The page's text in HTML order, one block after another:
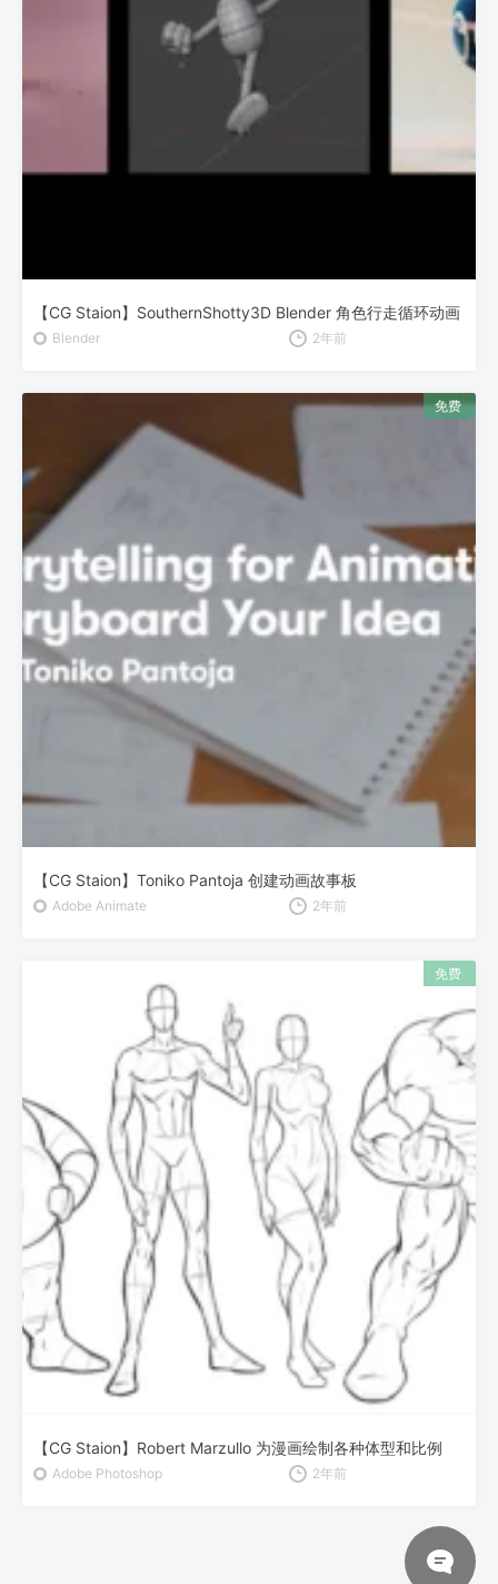
【CG Staion】SouthernShotty3D Blender 角色行走循环动画
Blender 2年前
【CG Staion】Toniko Pantoja 创建动画故事板
Adobe Animate 2年前
【CG Staion】Robert Marzullo 为漫画绘制各种体型和比例
Adobe Photoshop 2年前